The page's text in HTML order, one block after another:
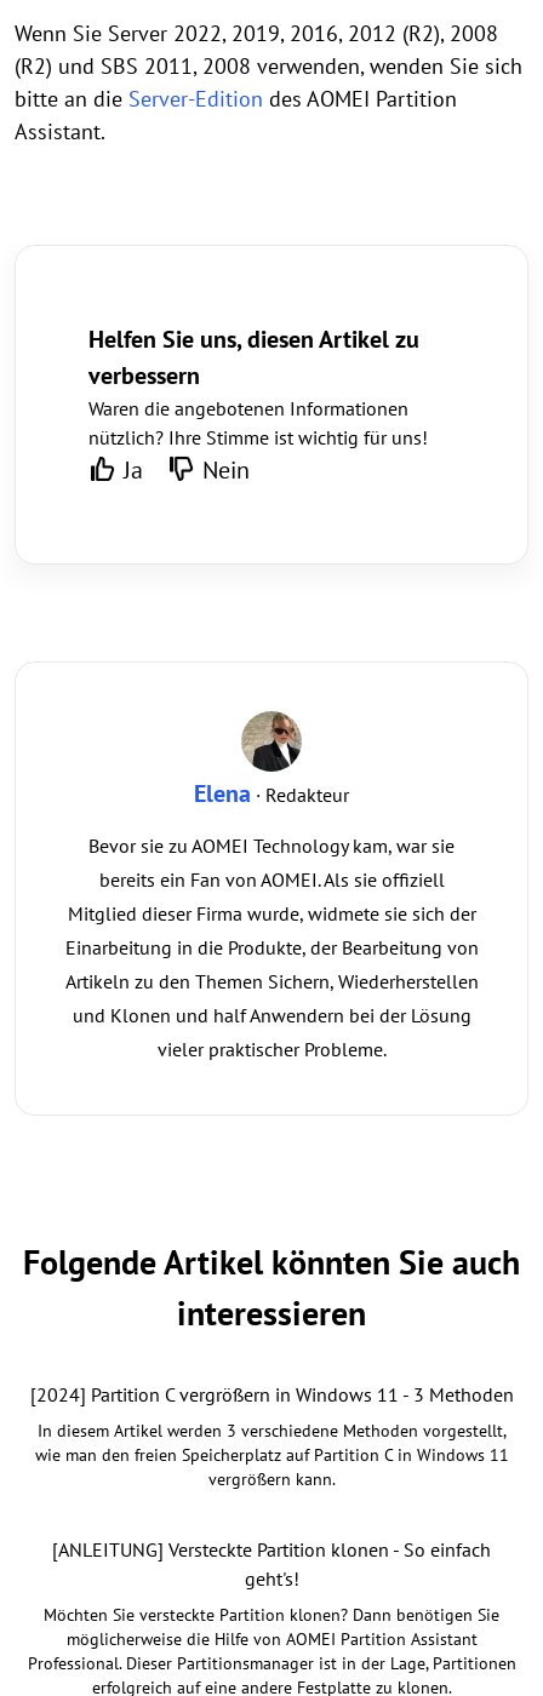
Wenn Sie Server 2022, 2019, 2016, 2012 (R2), 2008
(R2) und SBS 2011, 2008 verwenden, wenden Sie sich
bitte an die Server-Edition des AOMEI Partition
Assistant.
Helfen Sie uns, diesen Artikel zu
verbessern
Waren die angebotenen Informationen
nützlich? Ihre Stimme ist wichtig für uns!
Ja Nein
Elena · Redakteur
Bevor sie zu AOMEI Technology kam, war sie
bereits ein Fan von AOMEI. Als sie offiziell
Mitglied dieser Firma wurde, widmete sie sich der
Einarbeitung in die Produkte, der Bearbeitung von
Artikeln zu den Themen Sichern, Wiederherstellen
und Klonen und half Anwendern bei der Lösung
vieler praktischer Probleme.
Folgende Artikel könnten Sie auch
interessieren
[2024] Partition C vergrößern in Windows 11 - 3 Methoden
In diesem Artikel werden 3 verschiedene Methoden vorgestellt,
wie man den freien Speicherplatz auf Partition C in Windows 11
vergrößern kann.
[ANLEITUNG] Versteckte Partition klonen - So einfach
geht's!
Möchten Sie versteckte Partition klonen? Dann benötigen Sie
möglicherweise die Hilfe von AOMEI Partition Assistant
Professional. Dieser Partitionsmanager ist in der Lage, Partitionen
erfolgreich auf eine andere Festplatte zu klonen.